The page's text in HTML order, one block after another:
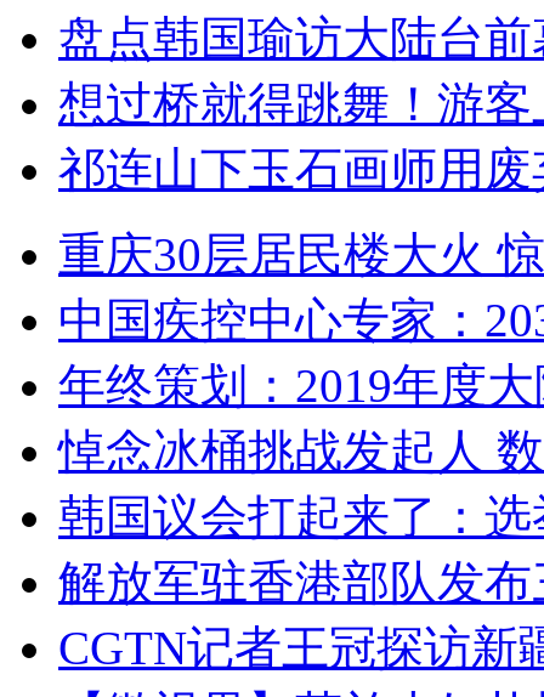
盘点韩国瑜访大陆台
想过桥就得跳舞！游客
祁连山下玉石画师用
重庆30层居民楼大火
中国疾控中心专家：
年终策划：2019年度
悼念冰桶挑战发起人
韩国议会打起来了：
解放军驻香港部队发
CGTN记者王冠探访新